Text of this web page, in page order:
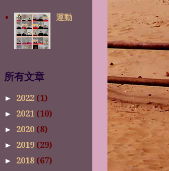
運動
所有文章
► 2022 (1)
► 2021 (10)
► 2020 (8)
► 2019 (29)
► 2018 (67)